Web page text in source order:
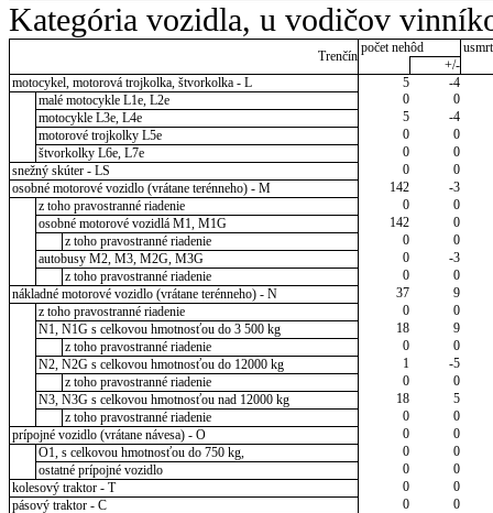
Kategória vozidla, u vodičov
Trenčín
počet nehôd
+/-
motocykel, motorová trojkolka, štvorkolka - L
5
-4
malé motocykle L1e, L2e
0
0
motocykle L3e, L4e
5
-4
motorové trojkolky L5e
0
0
štvorkolky L6e, L7e
0
0
snežný skúter - LS
0
0
osobné motorové vozidlo (vrátane terénneho) - M
142
-3
z toho pravostranné riadenie
0
0
osobné motorové vozidlá M1, M1G
142
0
z toho pravostranné riadenie
0
0
autobusy M2, M3, M2G, M3G
0
-3
z toho pravostranné riadenie
0
0
nákladné motorové vozidlo (vrátane terénneho) - N
37
9
z toho pravostranné riadenie
0
0
N1, N1G s celkovou hmotnosťou do 3 500 kg
18
9
z toho pravostranné riadenie
0
0
N2, N2G s celkovou hmotnosťou do 12000 kg
1
-5
z toho pravostranné riadenie
0
0
N3, N3G s celkovou hmotnosťou nad 12000 kg
18
5
z toho pravostranné riadenie
0
0
prípojné vozidlo (vrátane návesa) - O
0
0
O1, s celkovou hmotnosťou do 750 kg,
0
0
ostatné prípojné vozidlo
0
0
kolesový traktor - T
0
0
pásový traktor - C
0
0